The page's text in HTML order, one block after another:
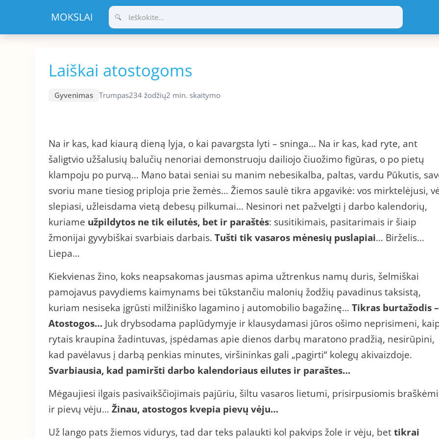
turinio
Laiškai atostogoms
Gyvenimas Trumpas234 žodžių2 min. skaitymo
Na ir kas, kad kiaurą dieną lyja, o kai pavargsta lyti – sninga… Na ir kas, kad ryte, ant
šaligtvio užšalusių balučių nenoriai demonstruoju dailiojo čiuožimo figūras, o po pietų
klampoju po purvą… Mano batai seniai su manim nebesikalba, paltas, vardu Pūkutis,
svoriu mane tiesiog priploja prie žemės… Žiemos saulė tikra apgavikė: vos mirktelėjusi,
slepiasi, užleisdama vietą debesų pilkumai… Nesinori net pažvelgti į darbo kalendorių,
kuriame užpildytos ne tik eilutės, bet ir paraštės: susitikimais, pasitarimais ir šiaip
žmonijai gyvybiškai svarbiais darbais. Tušti tik vasaros mėnesių puslapiai… Birželis…
Liepa…
Kiekvienas žino, koks neapsakomas jausmas apima užtrenkus namų duris, šelmiškai
pamojavus pavydiems kaimynams bei tūkstančiu malonių žodžių pavadinus taksistą,
kuriam nesiseka įgrūsti milžiniško lagamino į automobilio bagažinę… Tikras burtažodis –
Atostogos… Juk drybsodama paplūdymyje ir klausydamasi jūros ošimo neprisimeni,
rytais kraupina žadintuvas, įspėdamas apie dienos darbų maratono pradžią, nesirūpini,
kad pavėlavus į darbą penkias minutes, viršininkas gali „pagirti“ kolegų akivaizdoje.
Svarbiausia, kad pamiršti darbo kalendoriaus eilutes ir paraštes…
Mėgaujiesi ilgais pasivaikščiojimais pajūriu, šiltu vasaros lietumi, prisirpusiomis
ir pievų vėju… Žinau, atostogos kvepia pievų vėju…
Už lango pats žiemos vidurys, tad dar teks palaukti kol pakvips žole ir vėju, bettikrai